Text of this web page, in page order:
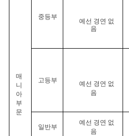
매
니
아
부
문
중등부
예선 경연 없
음
고등부
예선 경연 없
음
일반부
예선 경연 없
음